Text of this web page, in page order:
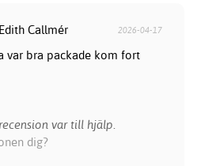
Callmér 2026-04-17
var bra packade kom fort
var till hjälp.
dig?